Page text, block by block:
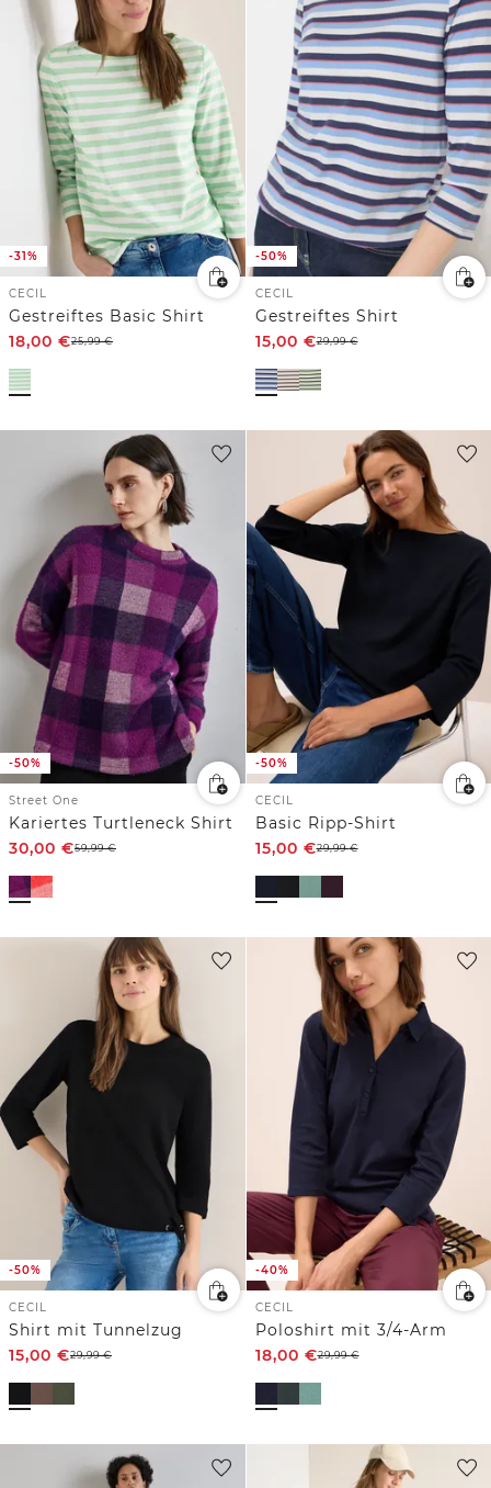
-31%
CECIL
Gestreiftes Basic Shirt
18,00 €25,99€
-50%
CECIL
Gestreiftes Shirt
15,00 €29,99€
-50%
Street One
Kariertes Turtleneck Shirt
30,00 €59,99€
-50%
CECIL
Basic Ripp-Shirt
15,00 €29,99€
-50%
CECIL
Shirt mit Tunnelzug
15,00 €29,99€
-40%
CECIL
Poloshirt mit 3/4-Arm
18,00 €29,99€